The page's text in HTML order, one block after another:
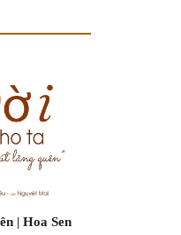
| Hoa Sen